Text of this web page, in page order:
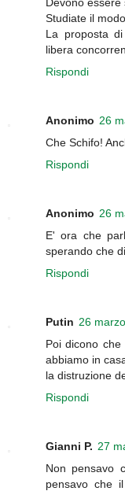
Studiate il
La proposta
libera
Rispondi
Anonimo 26
Che Schifo!
Rispondi
Anonimo 26
E' ora che
sperando che
Rispondi
Putin 26
Poi dicono
abbiamo in
la distruzione
Rispondi
Gianni P. 27
Non pensavo
pensavo che